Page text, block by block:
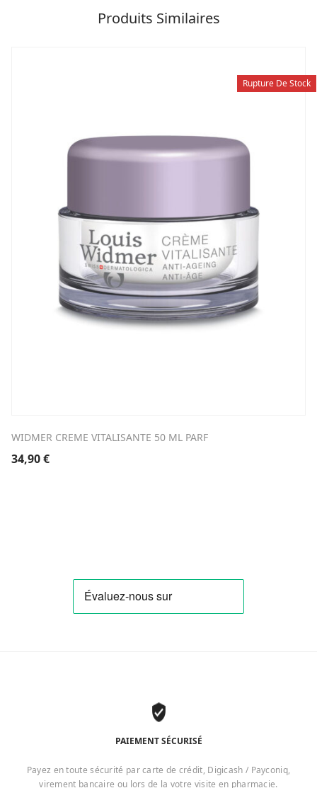
Produits Similaires
Rupture De Stock
WIDMER CREME VITALISANTE 50 ML PARF
34,90€
PAIEMENT SÉCURISÉ
Payez en toute sécurité par carte de crédit, Digicash / Payconiq,
virement bancaire ou lors de la votre visite en pharmacie.